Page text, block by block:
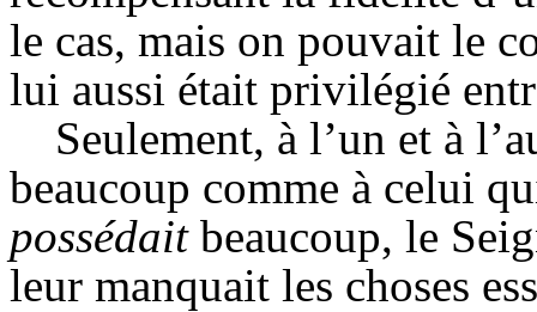
le cas, mais on pouvait le
lui aussi était privilégié
Seulement, à l’un et à
beaucoup comme à celui
possédait beaucoup, le
leur manquait les choses